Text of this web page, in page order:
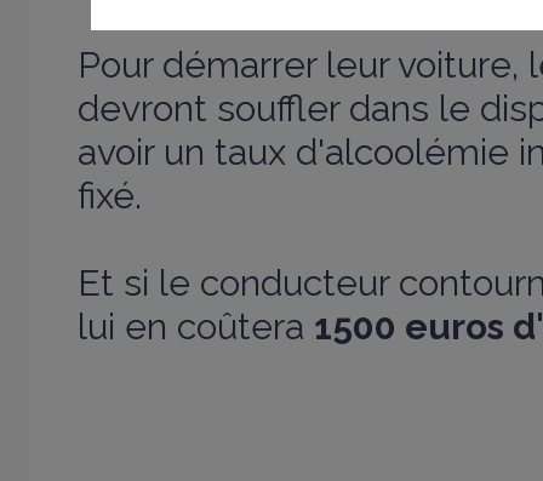
Pour démarrer leur voiture,
devront souffler dans le
avoir un taux d'alcoolémie
fixé.
Et si le conducteur
lui en coûtera 1500 euros